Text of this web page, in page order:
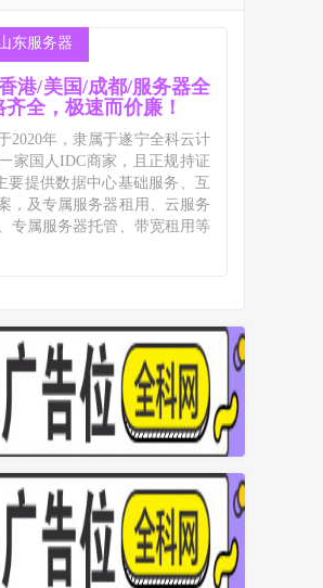
东服务器
港/美国/成都/服务器全
全，极速而价廉！
2020年，隶属于遂宁全科云计
家国人IDC商家，且正规持证
要提供数据中心基础服务、互
，及专属服务器租用、云服务
专属服务器托管、带宽租用等